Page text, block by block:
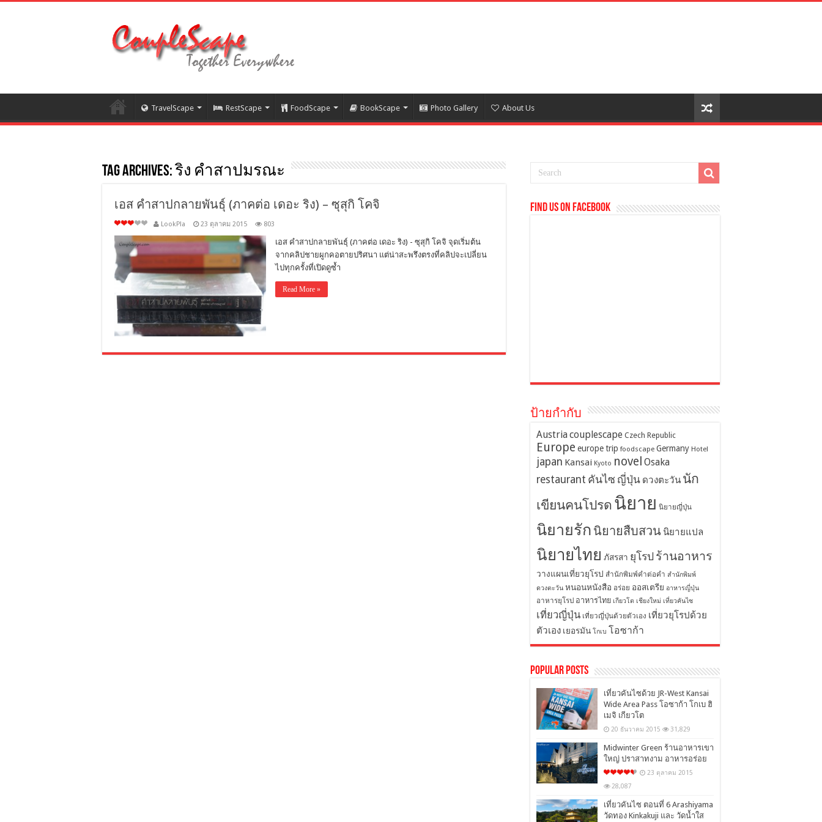
TravelScape RestScape FoodScape BookScape Photo Gallery About Us
Tag Archives: ริง คำสาปมรณะ
เอส คำสาปกลายพันธุ์ (ภาคต่อ เดอะ ริง) – ซุสุกิ โคจิ
LookPla 23 ตุลาคม 2015 803
เอส คำสาปกลายพันธุ์ (ภาคต่อ เดอะ ริง) - ซุสุกิ โคจิ จุดเริ่มต้น
จากคลิปชายผูกคอตายปริศนา แต่น่าสะพรึงตรงที่คลิปจะเปลี่ยน
ไปทุกครั้งที่เปิดดูซ้ำ
Read More »
Find us on Facebook
ป้ายกำกับ
Austriacouplescape Czech Republic
Europe europe trip foodscape Germany Hotel
japan Kansai Kyoto novel Osaka
restaurant คันไซ ญี่ปุ่น ดวงตะวัน นัก
เขียนคนโปรด นิยาย นิยายญี่ปุ่น
นิยายรัก นิยายสืบสวน นิยายแปล
นิยายไทย ภัสรสา ยุโรป ร้านอาหาร
วางแผนเที่ยวยุโรป สำนักพิมพ์คำต่อคำ สำนักพิมพ์
ดวงตะวัน หนอนหนังสือ อร่อย ออสเตรีย อาหารญี่ปุ่น
อาหารยุโรป อาหารไทย เกียวโต เชียงใหม่ เที่ยวคันไซ
เที่ยวญี่ปุ่น เที่ยวญี่ปุ่นด้วยตัวเอง เที่ยวยุโรปด้วย
ตัวเอง เยอรมัน โกเบ โอซาก้า
Popular Posts
เที่ยวคันไซด้วย JR-West Kansai
Wide Area Pass โอซาก้า โกเบ ฮิ
เมจิ เกียวโต
20 ธันวาคม 2015 31,829
Midwinter Green ร้านอาหารเขา
ใหญ่ ปราสาทงาม อาหารอร่อย
23 ตุลาคม 2015
28,087
เที่ยวคันไซ ตอนที่ 6 Arashiyama
วัดทอง Kinkakuji และ วัดน้ำใส